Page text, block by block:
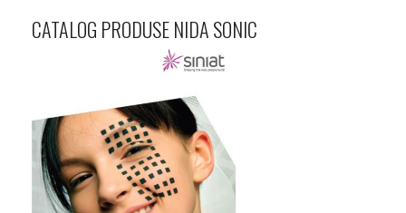
CATALOG PRODUSE NIDA SONIC